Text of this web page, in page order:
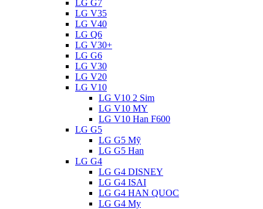
LG G7
LG V35
LG V40
LG Q6
LG V30+
LG G6
LG V30
LG V20
LG V10
LG V10 2 Sim
LG V10 MY
LG V10 Han F600
LG G5
LG G5 Mỹ
LG G5 Han
LG G4
LG G4 DISNEY
LG G4 ISAI
LG G4 HAN QUOC
LG G4 My